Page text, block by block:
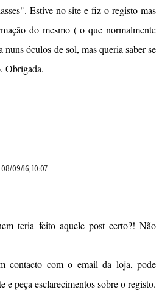
Estive no site e fiz o registo mas
do mesmo ( o que normalmente
nuns óculos de sol, mas queria saber se
Obrigada.
08/09/16, 10:07
teria feito aquele post certo?! Não
contacto com o email da loja, pode
e peça esclarecimentos sobre o registo.